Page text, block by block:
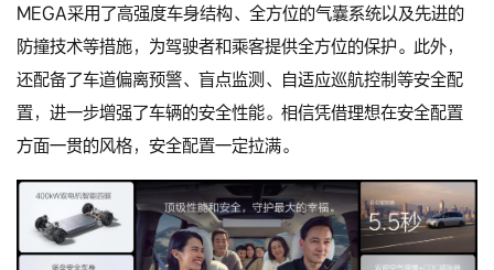
MEGA采用了高强度车身结构、全方位的气囊系统以及先进的
防撞技术等措施，为驾驶者和乘客提供全方位的保护。此外，
还配备了车道偏离预警、盲点监测、自适应巡航控制等安全配
置，进一步增强了车辆的安全性能。相信凭借理想在安全配置
方面一贯的风格，安全配置一定拉满。